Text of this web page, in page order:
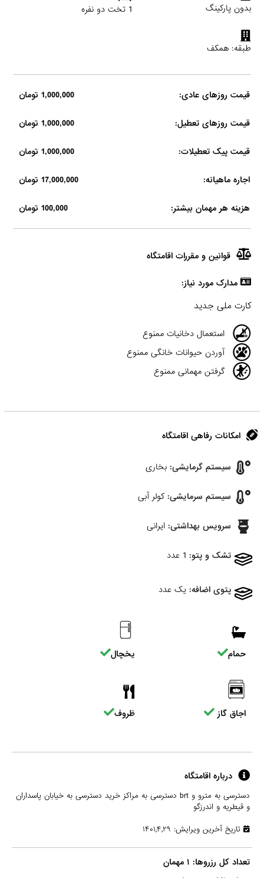
بدون پارکینگ 1 تخت دو نفره
طبقه: همکف
قیمت روزهای عادی: 1,000,000 تومان
قیمت روزهای تعطیل: 1,000,000 تومان
قیمت پیک تعطیلات: 1,000,000 تومان
اجاره ماهیانه: 17,000,000 تومان
هزینه هر مهمان بیشتر: 100,000 تومان
قوانین و مقررات اقامتگاه
مدارک مورد نیاز:
کارت ملی جدید
استعمال دخانیات ممنوع
آوردن حیوانات خانگی ممنوع
گرفتن مهمانی ممنوع
امکانات رفاهی اقامتگاه
سیستم گرمایشی: بخاری
سیستم سرمایشی: کولر آبی
سرویس بهداشتی: ایرانی
تشک و پتو: 1 عدد
پتوی اضافه: یک عدد
حمام یخچال
اجاق گاز ظروف
درباره اقامتگاه
دسترسی به مترو و brt دسترسی به مراکز خرید دسترسی به خیابان پاسداران
و قیطریه و اندرزگو
تاریخ آخرین ویرایش: ۱۴۰۱,۴,۲۹
تعداد کل رزروها: ۱ مهمان